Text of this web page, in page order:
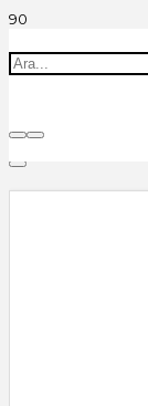
Filters